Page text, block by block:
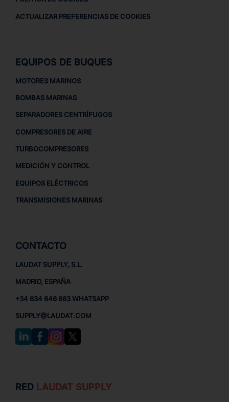
ACTUALIZAR PREFERENCIAS DE COOKIES
EQUIPOS DE BUQUES
MOTORES MARINOS
BOMBAS MARINAS
SEPARADORES CENTRÍFUGOS
COMPRESORES DE AIRE
TURBOCOMPRESORES
MEDICIÓN Y CONTROL
EQUIPOS ELÉCTRICOS
TRANSMISIONES MARINAS
CONTACTO
LAUDAT SUPPLY, S.L.
MADRID, ESPAÑA
+34 634 646 663 WHATSAPP
SUPPLY@LAUDAT.COM
RED LAUDAT SUPPLY